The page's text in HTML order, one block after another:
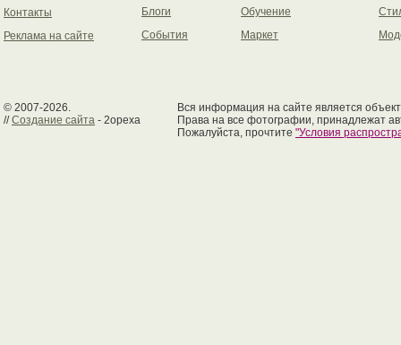
Контакты
Реклама на сайте
Блоги
События
Обучение
Маркет
© 2007-2026.
//Создание сайта - 2opexa
Вся информация на сайте является
Права на все фотографии, принадлежат
Пожалуйста, прочтите "Условия